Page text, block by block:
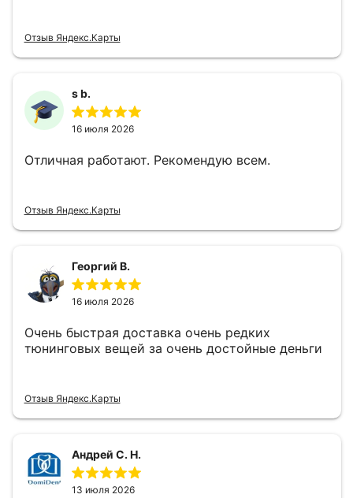
Отзыв Яндекс.Карты
s b.
16 июля 2026
Отличная работают. Рекомендую всем.
Отзыв Яндекс.Карты
Георгий В.
16 июля 2026
Очень быстрая доставка очень редких
тюнинговых вещей за очень достойные деньги
Отзыв Яндекс.Карты
Андрей С. Н.
13 июля 2026